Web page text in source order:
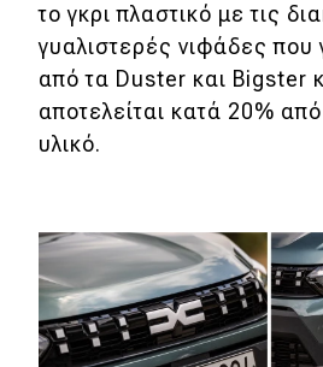
το γκρι πλαστικό με τις
γυαλιστερές νιφάδες που
από τα Duster και Bigster
αποτελείται κατά 20%
υλικό.